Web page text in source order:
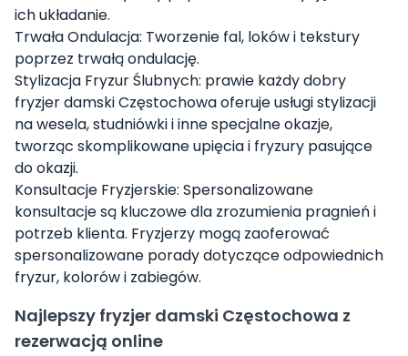
ich układanie.
Trwała Ondulacja: Tworzenie fal, loków i tekstury
poprzez trwałą ondulację.
Stylizacja Fryzur Ślubnych: prawie każdy dobry
fryzjer damski Częstochowa oferuje usługi stylizacji
na wesela, studniówki i inne specjalne okazje,
tworząc skomplikowane upięcia i fryzury pasujące
do okazji.
Konsultacje Fryzjerskie: Spersonalizowane
konsultacje są kluczowe dla zrozumienia pragnień i
potrzeb klienta. Fryzjerzy mogą zaoferować
spersonalizowane porady dotyczące odpowiednich
fryzur, kolorów i zabiegów.
Najlepszy fryzjer damski Częstochowa z
rezerwacją online